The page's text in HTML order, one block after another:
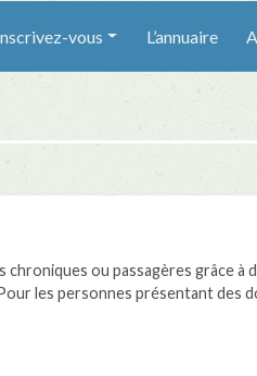
vous L’annuaire
ou passagères grâce
les personnes présentant des